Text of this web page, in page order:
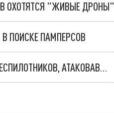
ОХОТЯТСЯ "ЖИВЫЕ ДРОНЫ"
ПОИСКЕ ПАМПЕРСОВ
ВОЕННЫЕ ЭКСПЕРТЫ ПЕРЕЧИСЛИЛИ ОСОБЕННОСТИ НАДВОДНЫХ БЕСПИЛОТНИКОВ, АТАКОВАВШИХ КРЫМСКИЙ МОСТ